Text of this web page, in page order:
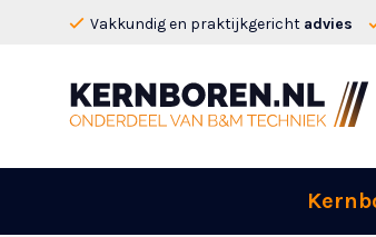
Vakkundig en praktijkgericht advies